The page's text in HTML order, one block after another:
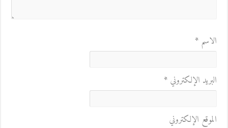
الاسم*
البريد الإلكتروني*
الموقع الإلكتروني